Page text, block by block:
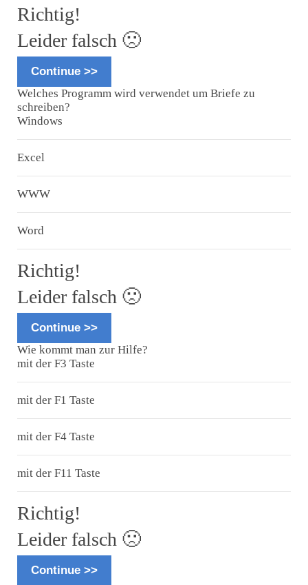
Richtig!
Leider falsch 🙁
Continue >>
Welches Programm wird verwendet um Briefe zu
schreiben?
Windows
Excel
WWW
Word
Richtig!
Leider falsch 🙁
Continue >>
Wie kommt man zur Hilfe?
mit der F3 Taste
mit der F1 Taste
mit der F4 Taste
mit der F11 Taste
Richtig!
Leider falsch 🙁
Continue >>